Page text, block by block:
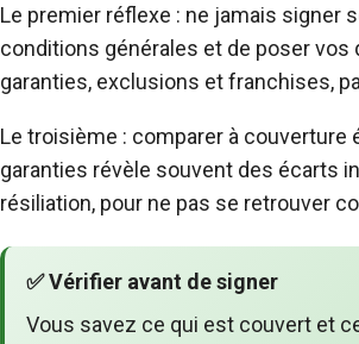
Le premier réflexe : ne jamais signer
conditions générales et de poser
garanties, exclusions et franchises,
Le troisième : comparer à
garanties révèle souvent des écarts
résiliation, pour ne pas se retrouver
✅ Vérifier avant de signer
Vous savez ce qui est couvert et